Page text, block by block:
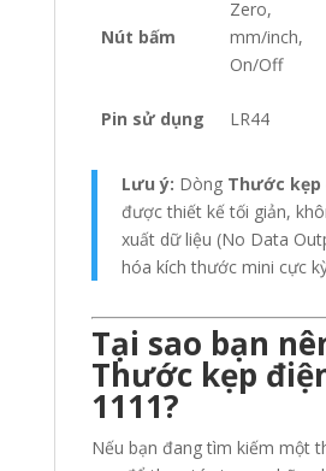
Nút bấm
Zero,
mm/inch,
On/Off
Pin sử dụng LR44
Lưu ý: Dòng Thước kẹp
được thiết kế tối giản,
xuất dữ liệu (No Data
hóa kích thước mini cực
Tại sao bạn
Thước kẹp
1111?
Nếu bạn đang tìm kiếm một